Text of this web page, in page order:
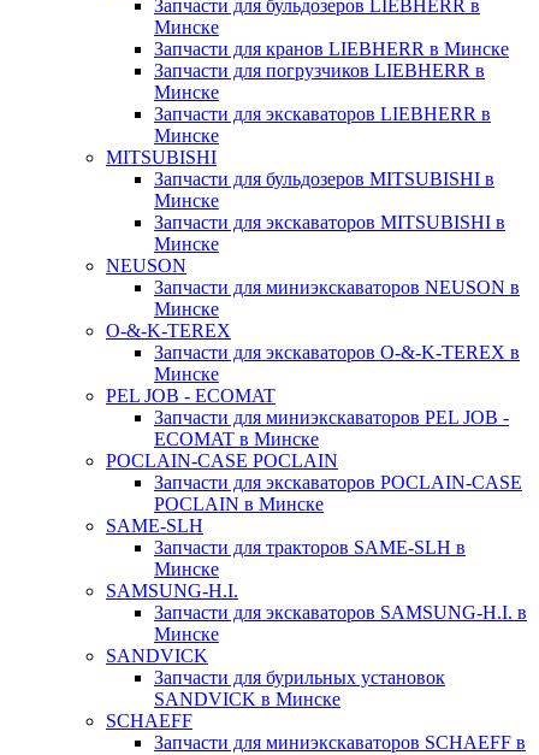
Запчасти для бульдозеров LIEBHERR в
Минске
Запчасти для кранов LIEBHERR в Минске
Запчасти для погрузчиков LIEBHERR в
Минске
Запчасти для экскаваторов LIEBHERR в
Минске
MITSUBISHI
Запчасти для бульдозеров MITSUBISHI в
Минске
Запчасти для экскаваторов MITSUBISHI в
Минске
NEUSON
Запчасти для миниэкскаваторов NEUSON в
Минске
O-&-K-TEREX
Запчасти для экскаваторов O-&-K-TEREX в
Минске
PEL JOB - ECOMAT
Запчасти для миниэкскаваторов PEL JOB -
ECOMAT в Минске
POCLAIN-CASE POCLAIN
Запчасти для экскаваторов POCLAIN-CASE
POCLAIN в Минске
SAME-SLH
Запчасти для тракторов SAME-SLH в
Минске
SAMSUNG-H.I.
Запчасти для экскаваторов SAMSUNG-H.I. в
Минске
SANDVICK
Запчасти для бурильных установок
SANDVICK в Минске
SCHAEFF
Запчасти для миниэкскаваторов SCHAEFF в